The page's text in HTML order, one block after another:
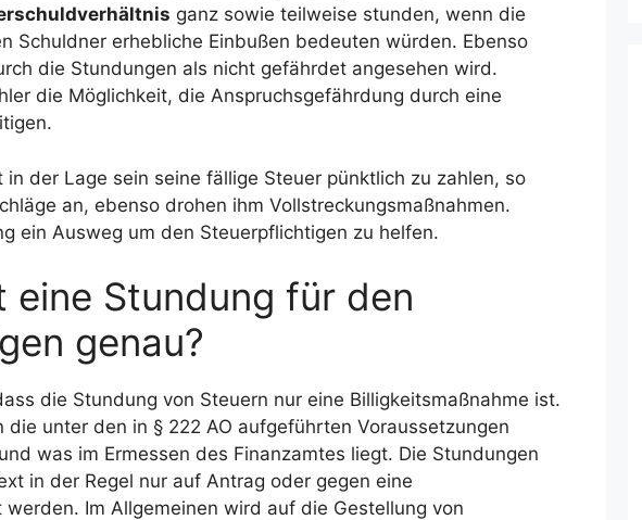
ganz sowie teilweise stunden, wenn die
Schuldner erhebliche Einbußen bedeuten würden. Ebenso
die Stundungen als nicht gefährdet angesehen wird.
die Möglichkeit, die Anspruchsgefährdung durch eine
in der Lage sein seine fällige Steuer pünktlich zu zahlen, so
an, ebenso drohen ihm Vollstreckungsmaßnahmen.
ein Ausweg um den Steuerpflichtigen zu helfen.
eine Stundung für den
genau?
die Stundung von Steuern nur eine Billigkeitsmaßnahme ist.
die unter den in § 222 AO aufgeführten Voraussetzungen
was im Ermessen des Finanzamtes liegt. Die Stundungen
in der Regel nur auf Antrag oder gegen eine
Im Allgemeinen wird auf die Gestellung von